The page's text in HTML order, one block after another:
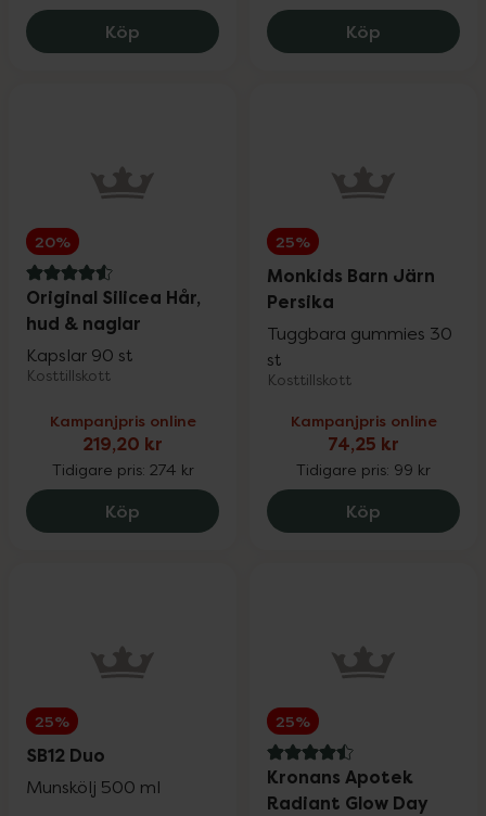
Nyheter
Varumärken
Fynda
Köp Holistic Måltidsenzym, 672.8 kr.
Köp Medik8
20%
4.6 av 5 i omdöme
Original Silicea Hår,
hud & naglar
Kapslar 90 st
Kosttillskott
Kampanjpris online
219,20 kr
Tidigare pris: 274 kr
Köp Original Silicea Hår, hud & naglar,
25%
Monkids Barn Järn
Persika
Tuggbara gummies 30
st
Kosttillskott
Kampanjpris online
74,25 kr
Tidigare pris: 99 kr
Köp Monkids
25%
SB12 Duo
Munskölj 500 ml
25%
4.5 av 5 i omdöme
Kronans Apotek
Radiant Glow Day